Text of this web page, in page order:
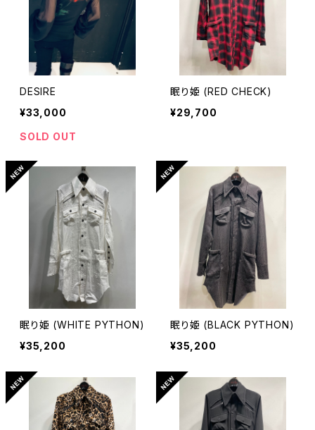
DESIRE
¥33,000
SOLD OUT
眠り姫 (RED CHECK)
¥29,700
眠り姫 (WHITE PYTHON)
¥35,200
眠り姫 (BLACK PYTHON)
¥35,200